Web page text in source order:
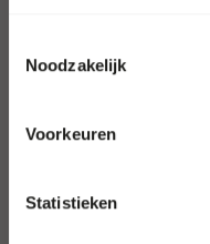
Noodzakelijk
Voorkeuren
Statistieken
3882 TN Putten